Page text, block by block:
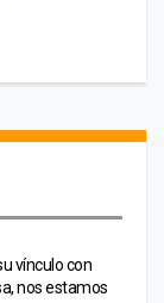
vínculo con
nos estamos